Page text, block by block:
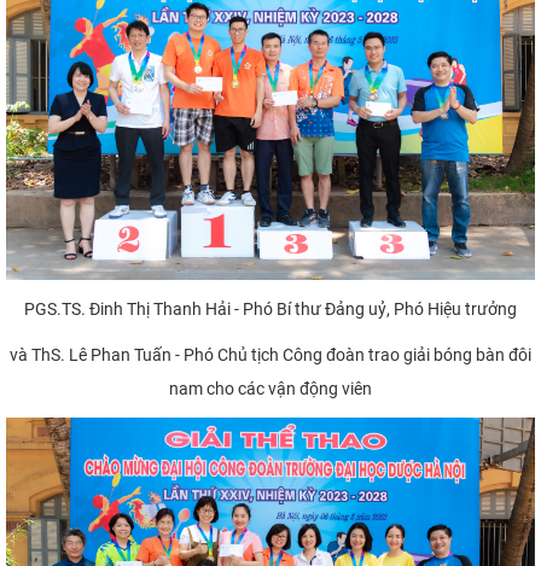
PGS.TS. Đinh Thị Thanh Hải - Phó Bí thư Đảng uỷ, Phó Hiệu trưởng
và ThS. Lê Phan Tuấn - Phó Chủ tịch Công đoàn trao giải bóng bàn đôi
nam cho các vận động viên